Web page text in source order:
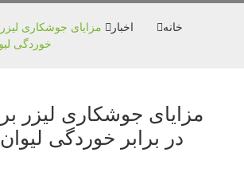
خانه اخبار
مزایای جوشکاری
خوردگی
مزایای جوشکاری لیزر
در برابر خوردگی